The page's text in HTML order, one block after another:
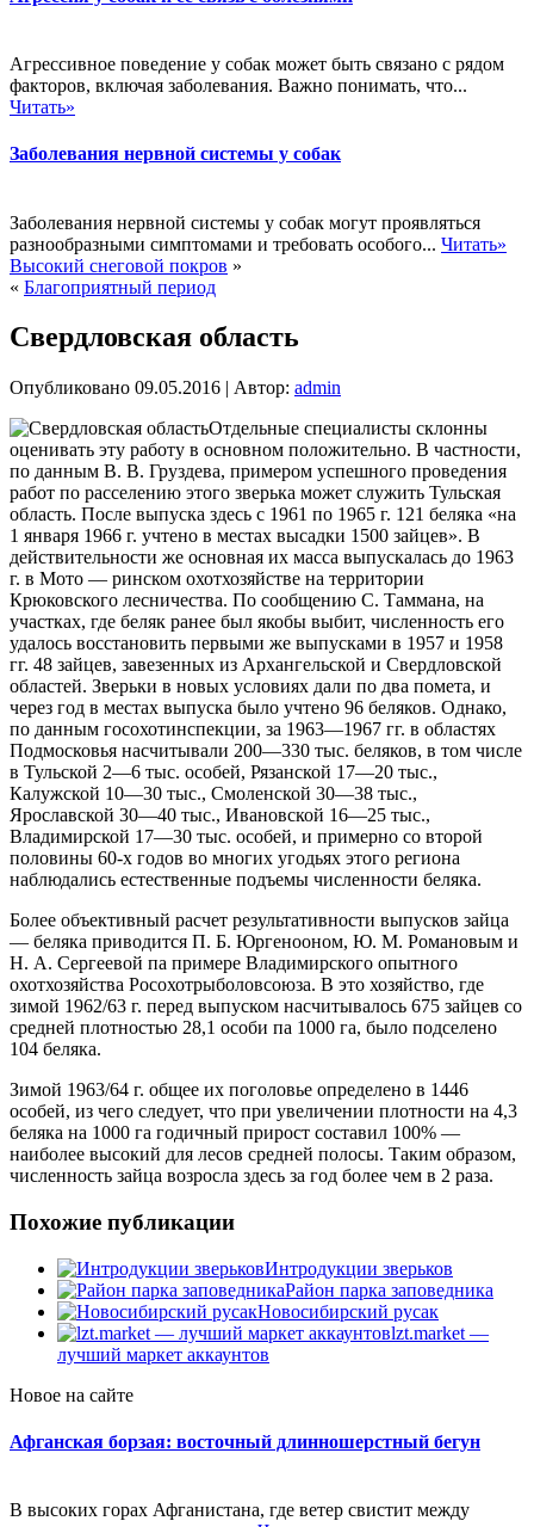
Агрессивное поведение у собак может быть связано с рядом
факторов, включая заболевания. Важно понимать, что...
Читать»
Заболевания нервной системы у собак
Заболевания нервной системы у собак могут проявляться
разнообразными симптомами и требовать особого... Читать»
Высокий снеговой покров »
« Благоприятный период
Свердловская область
Опубликовано 09.05.2016 | Автор: admin
Отдельные специалисты склонны
оценивать эту работу в основном положительно. В частности,
по данным В. В. Груздева, примером успешного проведения
работ по расселению этого зверька может служить Тульская
область. После выпуска здесь с 1961 по 1965 г. 121 беляка «на
1 января 1966 г. учтено в местах высадки 1500 зайцев». В
действительности же основная их масса выпускалась до 1963
г. в Мото — ринском охотхозяйстве на территории
Крюковского лесничества. По сообщению С. Таммана, на
участках, где беляк ранее был якобы выбит, численность его
удалось восстановить первыми же выпусками в 1957 и 1958
гг. 48 зайцев, завезенных из Архангельской и Свердловской
областей. Зверьки в новых условиях дали по два помета, и
через год в местах выпуска было учтено 96 беляков. Однако,
по данным госохотинспекции, за 1963—1967 гг. в областях
Подмосковья насчитывали 200—330 тыс. беляков, в том числе
в Тульской 2—6 тыс. особей, Рязанской 17—20 тыс.,
Калужской 10—30 тыс., Смоленской 30—38 тыс.,
Ярославской 30—40 тыс., Ивановской 16—25 тыс.,
Владимирской 17—30 тыс. особей, и примерно со второй
половины 60-х годов во многих угодьях этого региона
наблюдались естественные подъемы численности беляка.
Более объективный расчет результативности выпусков зайца
— беляка приводится П. Б. Юргенооном, Ю. М. Романовым и
Н. А. Сергеевой па примере Владимирского опытного
охотхозяйства Росохотрыболовсоюза. В это хозяйство, где
зимой 1962/63 г. перед выпуском насчитывалось 675 зайцев со
средней плотностью 28,1 особи па 1000 га, было подселено
104 беляка.
Зимой 1963/64 г. общее их поголовье определено в 1446
особей, из чего следует, что при увеличении плотности на 4,3
беляка на 1000 га годичный прирост составил 100% —
наиболее высокий для лесов средней полосы. Таким образом,
численность зайца возросла здесь за год более чем в 2 раза.
Похожие публикации
Интродукции зверьков
Район парка заповедника
Новосибирский русак
lzt.market —
лучший маркет аккаунтов
Новое на сайте
Афганская борзая: восточный длинношерстный бегун
В высоких горах Афганистана, где ветер свистит между